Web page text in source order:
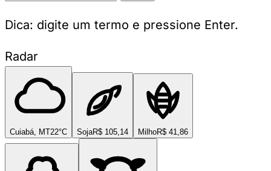
Dica: digite um termo e pressione Enter.
Radar
Cuiabá, MT22°C SojaR$ 105,14 MilhoR$ 41,86